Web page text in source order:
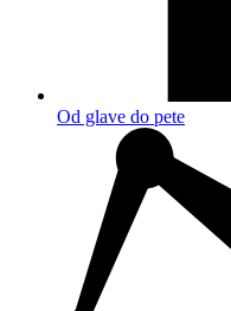
Od glave do pete